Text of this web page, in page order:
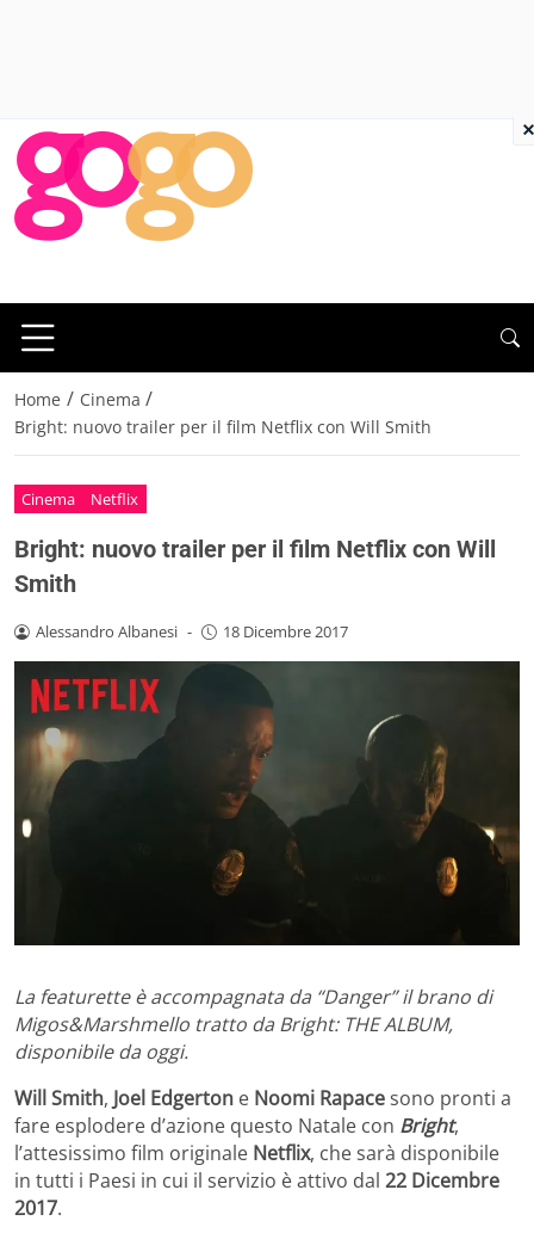
Home / Cinema /
Bright: nuovo trailer per il film Netflix con Will Smith
Cinema Netflix
Bright: nuovo trailer per il film Netflix con Will
Smith
Alessandro Albanesi - 18 Dicembre 2017
La featurette è accompagnata da “Danger”il brano di
Migos&Marshmello tratto da Bright: THE ALBUM,
disponibile da oggi.
Will Smith, Joel Edgerton e Noomi Rapacesono pronti a
fare esplodere d’azione questo Natale con Bright,
l’attesissimo film originale Netflix, che sarà disponibile
in tutti i Paesi in cui il servizio è attivo dal 22 Dicembre
2017.
×